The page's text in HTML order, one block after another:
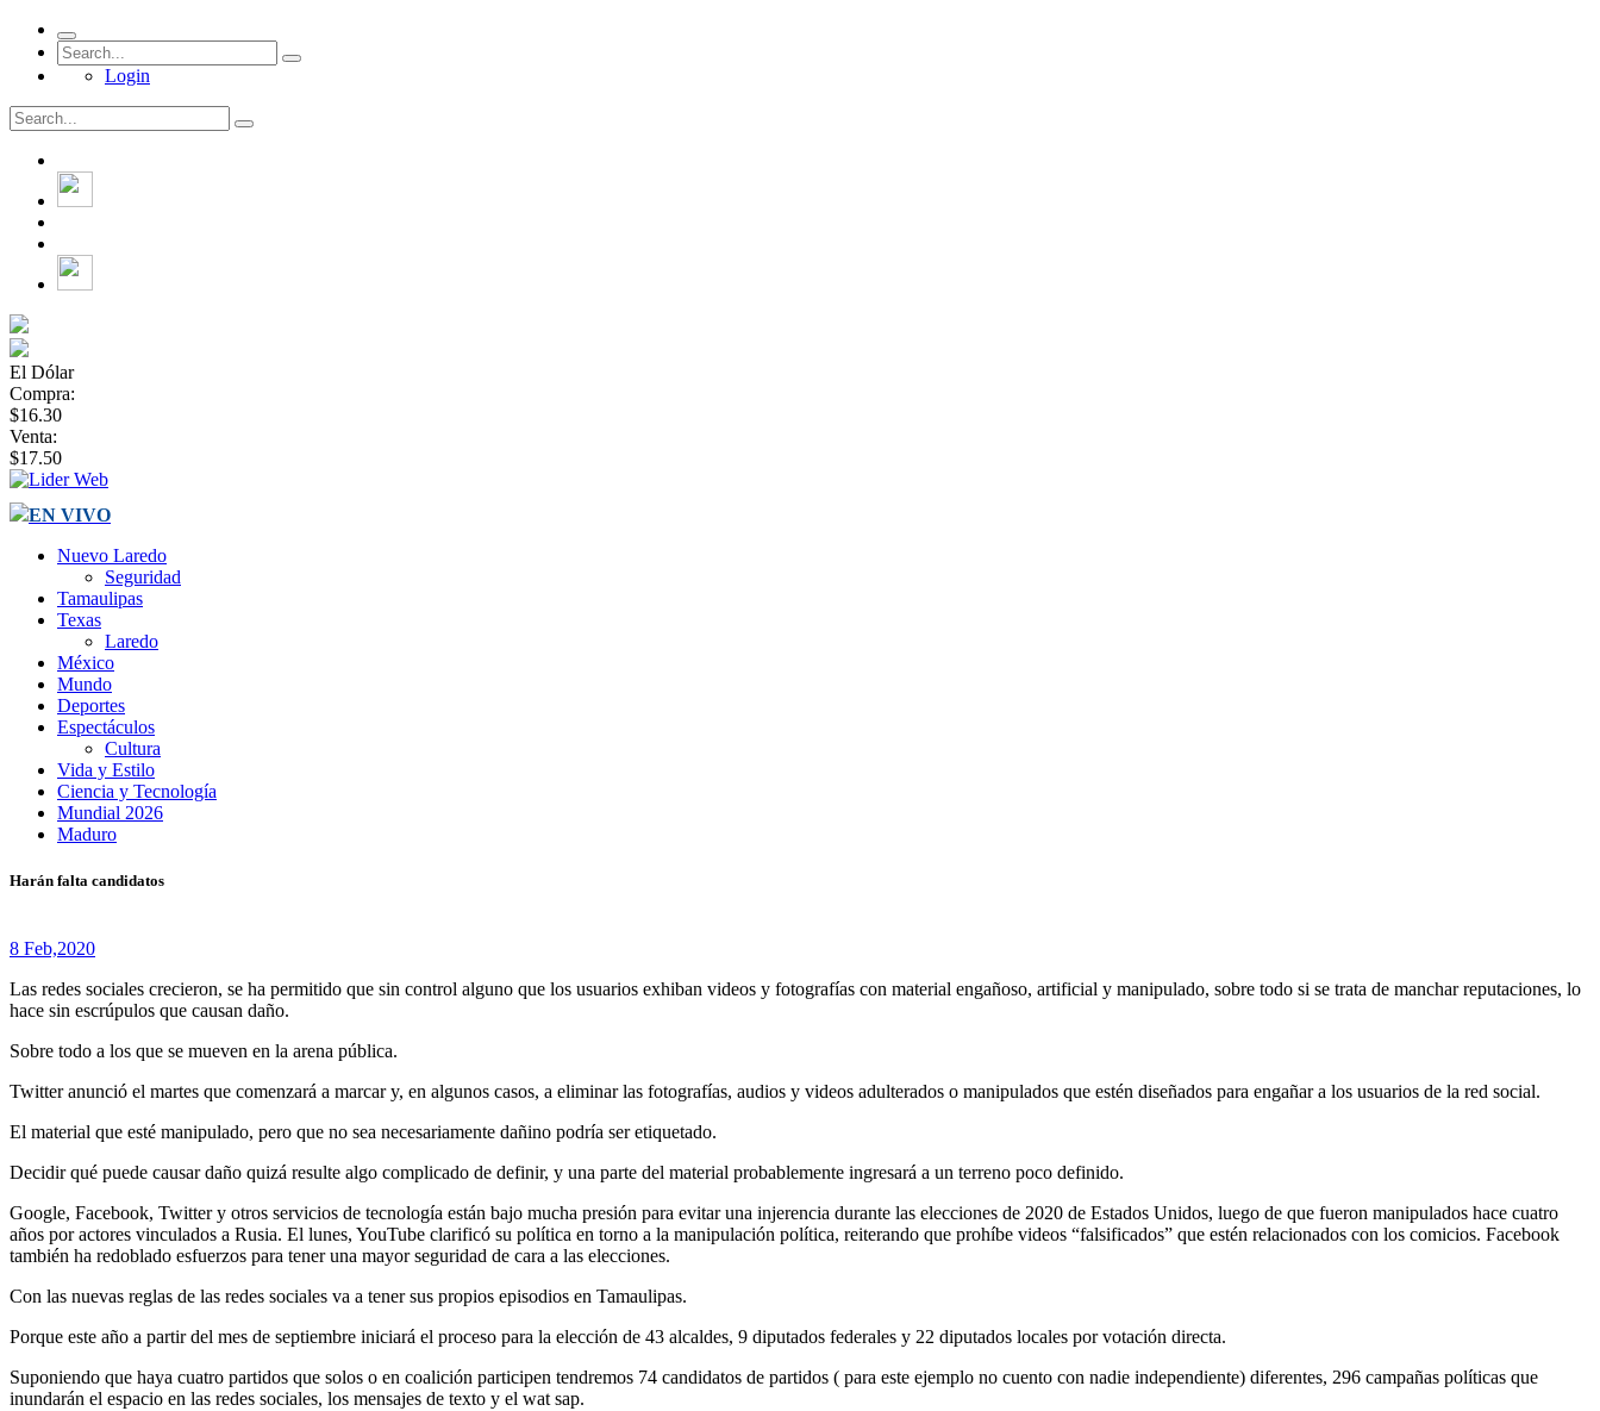
Login
El Dólar
Compra:
$16.30
Venta:
$17.50
EN VIVO
Nuevo Laredo
Seguridad
Tamaulipas
Texas
Laredo
México
Mundo
Deportes
Espectáculos
Cultura
Vida y Estilo
Ciencia y Tecnología
Mundial 2026
Maduro
Harán falta candidatos
8 Feb,2020
Las redes sociales crecieron, se ha permitido que sin control alguno que los usuarios exhiban videos y fotografías con material engañoso, artificial y manipulado, sobre todo si se trata de manchar reputaciones, lo
hace sin escrúpulos que causan daño.
Sobre todo a los que se mueven en la arena pública.
Twitter anunció el martes que comenzará a marcar y, en algunos casos, a eliminar las fotografías, audios y videos adulterados o manipulados que estén diseñados para engañar a los usuarios de la red social.
El material que esté manipulado, pero que no sea necesariamente dañino podría ser etiquetado.
Decidir qué puede causar daño quizá resulte algo complicado de definir, y una parte del material probablemente ingresará a un terreno poco definido.
Google, Facebook, Twitter y otros servicios de tecnología están bajo mucha presión para evitar una injerencia durante las elecciones de 2020 de Estados Unidos, luego de que fueron manipulados hace cuatro
años por actores vinculados a Rusia. El lunes, YouTube clarificó su política en torno a la manipulación política, reiterando que prohíbe videos “falsificados” que estén relacionados con los comicios. Facebook
también ha redoblado esfuerzos para tener una mayor seguridad de cara a las elecciones.
Con las nuevas reglas de las redes sociales va a tener sus propios episodios en Tamaulipas.
Porque este año a partir del mes de septiembre iniciará el proceso para la elección de 43 alcaldes, 9 diputados federales y 22 diputados locales por votación directa.
Suponiendo que haya cuatro partidos que solos o en coalición participen tendremos 74 candidatos de partidos ( para este ejemplo no cuento con nadie independiente) diferentes, 296 campañas políticas que
inundarán el espacio en las redes sociales, los mensajes de texto y el wat sap.